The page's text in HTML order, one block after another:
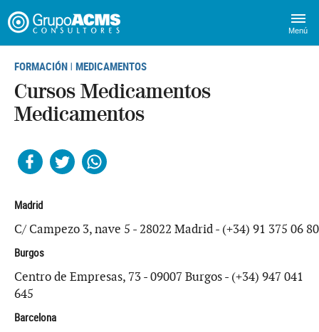
Menú
FORMACIÓN | MEDICAMENTOS
Cursos Medicamentos
Medicamentos
Madrid
C/ Campezo 3, nave 5 - 28022 Madrid - (+34) 91 375 06 80
Burgos
Centro de Empresas, 73 - 09007 Burgos - (+34) 947 041
645
Barcelona